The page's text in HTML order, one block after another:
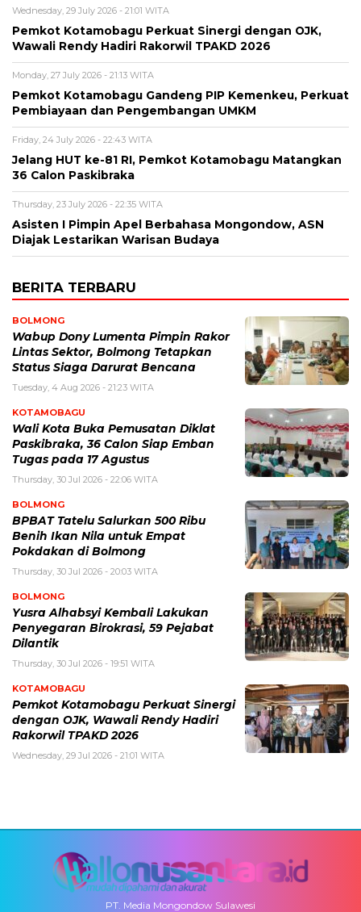
Wednesday, 29 July 2026 - 21:01 WITA
Pemkot Kotamobagu Perkuat Sinergi dengan OJK,
Wawali Rendy Hadiri Rakorwil TPAKD 2026
Monday, 27 July 2026 - 21:13 WITA
Pemkot Kotamobagu Gandeng PIP Kemenkeu, Perkuat
Pembiayaan dan Pengembangan UMKM
Friday, 24 July 2026 - 22:43 WITA
Jelang HUT ke-81 RI, Pemkot Kotamobagu Matangkan
36 Calon Paskibraka
Thursday, 23 July 2026 - 22:35 WITA
Asisten I Pimpin Apel Berbahasa Mongondow, ASN
Diajak Lestarikan Warisan Budaya
BERITA TERBARU
BOLMONG
Wabup Dony Lumenta Pimpin Rakor
Lintas Sektor, Bolmong Tetapkan
Status Siaga Darurat Bencana
Tuesday, 4 Aug 2026 - 21:23 WITA
KOTAMOBAGU
Wali Kota Buka Pemusatan Diklat
Paskibraka, 36 Calon Siap Emban
Tugas pada 17 Agustus
Thursday, 30 Jul 2026 - 22:06 WITA
BOLMONG
BPBAT Tatelu Salurkan 500 Ribu
Benih Ikan Nila untuk Empat
Pokdakan di Bolmong
Thursday, 30 Jul 2026 - 20:03 WITA
BOLMONG
Yusra Alhabsyi Kembali Lakukan
Penyegaran Birokrasi, 59 Pejabat
Dilantik
Thursday, 30 Jul 2026 - 19:51 WITA
KOTAMOBAGU
Pemkot Kotamobagu Perkuat Sinergi
dengan OJK, Wawali Rendy Hadiri
Rakorwil TPAKD 2026
Wednesday, 29 Jul 2026 - 21:01 WITA
PT. Media Mongondow Sulawesi